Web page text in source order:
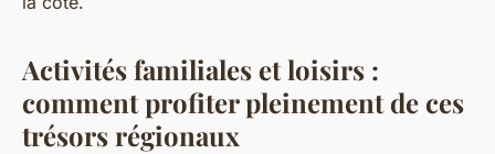
Activités familiales et loisirs :
comment profiter pleinement de ces
trésors régionaux